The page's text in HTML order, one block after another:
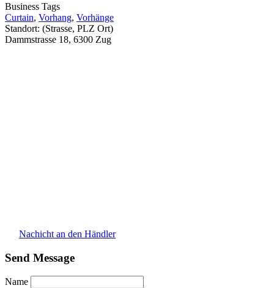
Business Tags
Curtain, Vorhang, Vorhänge
Standort: (Strasse, PLZ Ort)
Dammstrasse 18, 6300 Zug
Nachicht an den Händler
Send Message
Name